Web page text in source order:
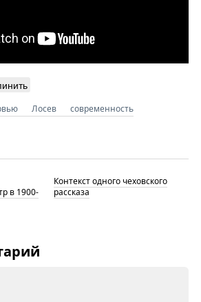
Лосев современность
в 1900-
Контекст одного чеховского
рассказа